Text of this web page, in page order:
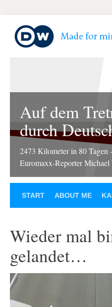
Auf dem
durch
2473 Kilometer in 80 Tagen
Euromaxx-Reporter Michael
START ABOUT ME
Wieder mal
gelandet…